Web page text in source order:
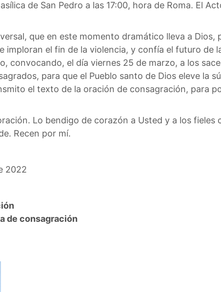
de San Pedro a las 17:00, hora de Roma. El
que en este momento dramático lleva a
el fin de la violencia, y confía el futuro de
convocando, el día viernes 25 de marzo, a los
para que el Pueblo santo de Dios eleve la
el texto de la oración de consagración, para
Lo bendigo de corazón a Usted y a los fieles
Recen por mí.
2022
de consagración